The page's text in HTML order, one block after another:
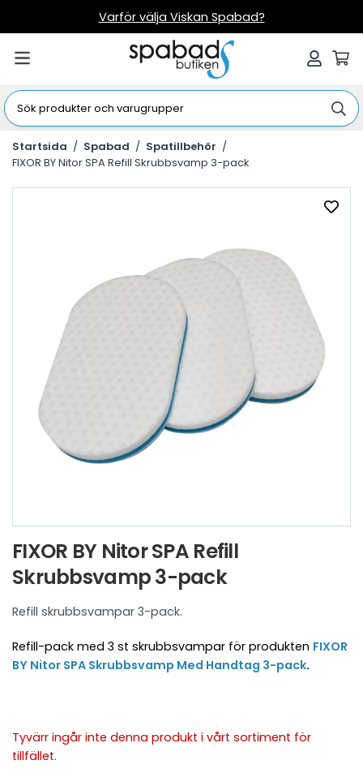
Varför välja Viskan Spabad?
Startsida / Spabad / Spatillbehör /
FIXOR BY Nitor SPA Refill Skrubbsvamp 3-pack
FIXOR BY Nitor SPA Refill
Skrubbsvamp 3-pack
Refill skrubbsvampar 3-pack.
Refill-pack med 3 st skrubbsvampar för produkten FIXOR
BY Nitor SPA Skrubbsvamp Med Handtag 3-pack.
Tyvärr ingår inte denna produkt i vårt sortiment för
tillfället.